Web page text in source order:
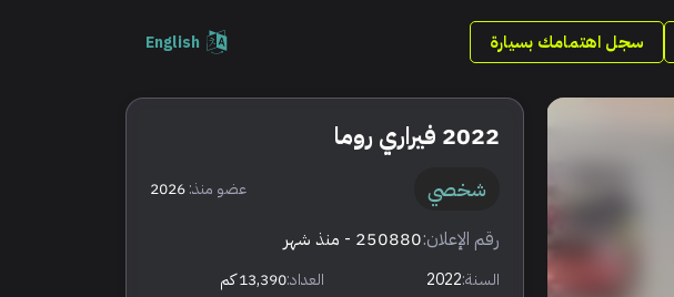
سجل اهتمامك بسيارة English
2022 فيراري روما
شخصي عضو منذ:2026
رقم الإعلان:250880 - منذ شهر
السنة:2022 العداد:13,390 كم